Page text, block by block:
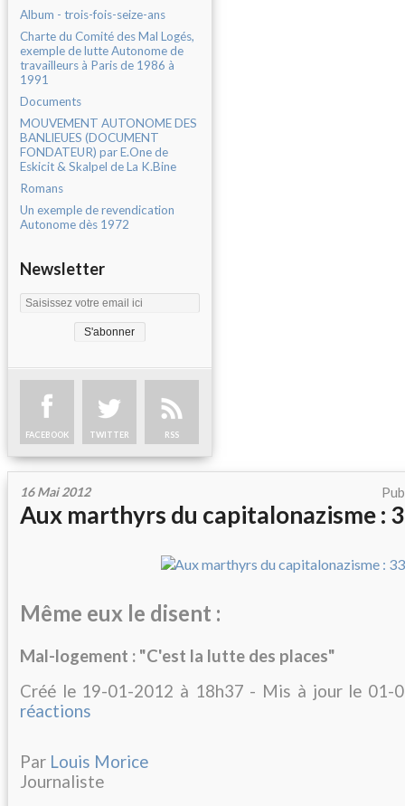
Album - trois-fois-seize-ans
Charte du Comité des Mal Logés,
exemple de lutte Autonome de
travailleurs à Paris de 1986 à
1991
Documents
MOUVEMENT AUTONOME DES
BANLIEUES (DOCUMENT
FONDATEUR) par E.One de
Eskicit & Skalpel de La K.Bine
Romans
Un exemple de revendication
Autonome dès 1972
Newsletter
FACEBOOK TWITTER RSS
16 Mai 2012
Aux marthyrs du capitalonazisme :
Même eux le disent :
Mal-logement : "C'est la lutte des places"
Créé le 19-01-2012 à 18h37 - Mis à jour le 01-
réactions
Par Louis Morice
Journaliste